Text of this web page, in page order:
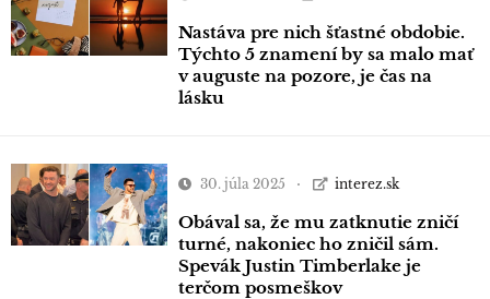
Nastáva pre nich šťastné obdobie.
Týchto 5 znamení by sa malo mať
v auguste na pozore, je čas na
lásku
30. júla 2025 interez.sk
Obával sa, že mu zatknutie zničí
turné, nakoniec ho zničil sám.
Spevák Justin Timberlake je
terčom posmeškov